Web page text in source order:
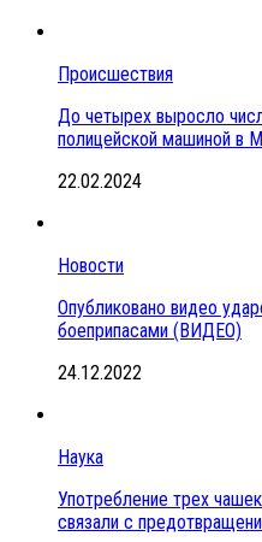
Происшествия
До четырех выросло
полицейской машиной в
22.02.2024
Новости
Опубликовано видео
боеприпасами (ВИДЕО)
24.12.2022
Наука
Употребление трех
связали с